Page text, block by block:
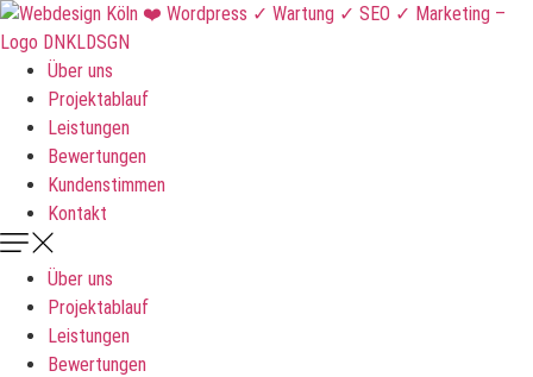
Zum
Inhalt
springenÜber uns
Projektablauf
Leistungen
Bewertungen
Kundenstimmen
Kontakt
Über uns
Projektablauf
Leistungen
Bewertungen